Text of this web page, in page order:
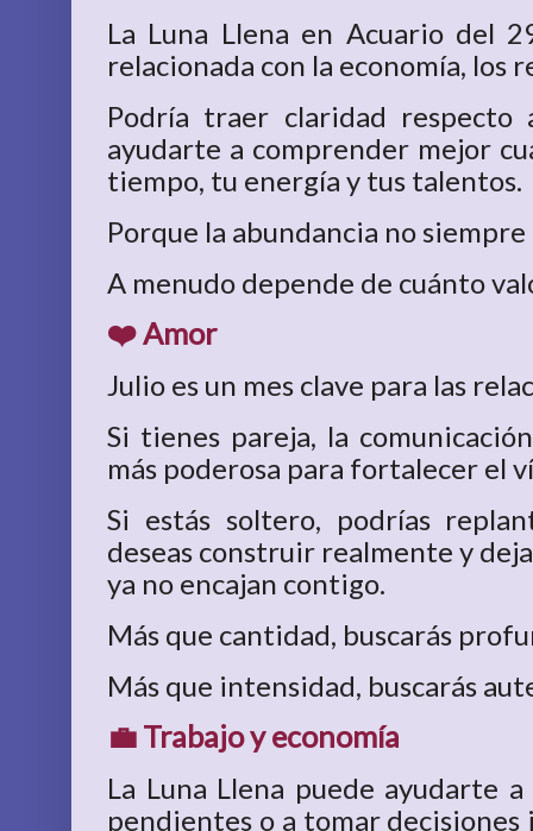
La Luna Llena en Acuario del
relacionada con la economía, los
Podría traer claridad respecto
ayudarte a comprender mejor
tiempo, tu energía y tus talentos.
Porque la abundancia no
A menudo depende de cuánto
❤️ Amor
Julio es un mes clave para las
Si tienes pareja, la
más poderosa para fortalecer el
Si estás soltero, podrías
deseas construir realmente y
ya no encajan contigo.
Más que cantidad, buscarás
Más que intensidad, buscarás
💼 Trabajo y economía
La Luna Llena puede ayudarte
pendientes o a tomar